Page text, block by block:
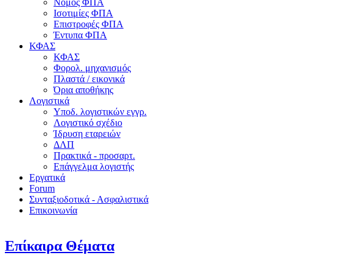
Νόμος ΦΠΑ
Ισοτιμίες ΦΠΑ
Επιστροφές ΦΠΑ
Έντυπα ΦΠΑ
ΚΦΑΣ
ΚΦΑΣ
Φορολ. μηχανισμός
Πλαστά / εικονικά
Όρια αποθήκης
Λογιστικά
Υποδ. λογιστικών εγγρ.
Λογιστικό σχέδιο
Ίδρυση εταρειών
ΔΛΠ
Πρακτικά - προσαρτ.
Επάγγελμα λογιστής
Εργατικά
Forum
Συνταξιοδοτικά - Ασφαλιστικά
Επικοινωνία
Επίκαιρα Θέματα